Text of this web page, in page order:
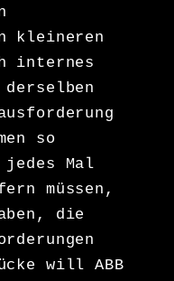
kleineren
internes
so
Mal
müssen,
die
will ABB